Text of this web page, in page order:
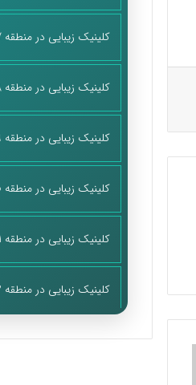
کلینیک زیبایی در منطقه 17
کلینیک زیبایی در منطقه 18
کلینیک زیبایی در منطقه 19
کلینیک زیبایی در منطقه 20
کلینیک زیبایی در منطقه 21
کلینیک زیبایی در منطقه 22